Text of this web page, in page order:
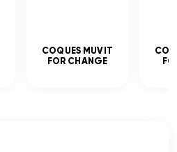
COQUES MUVIT
FOR CHANGE